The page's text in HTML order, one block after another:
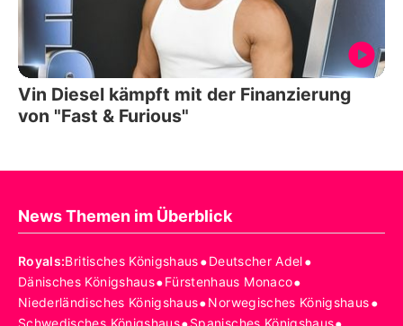
Vin Diesel kämpft mit der Finanzierung
von "Fast & Furious"
News Themen im Überblick
Royals:Britisches Königshaus•Deutscher Adel•
Dänisches Königshaus•Fürstenhaus Monaco•
Niederländisches Königshaus•Norwegisches Königshaus•